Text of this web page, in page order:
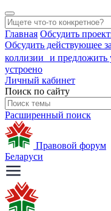
Главная Обсудить
Обсудить действующее
коллизии и
устроено
Личный кабинет
Поиск по сайту
Расширенный поиск
Правовой форум
Беларуси